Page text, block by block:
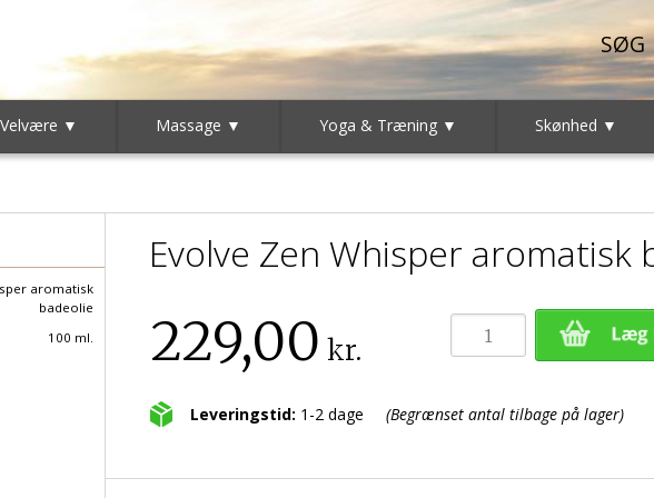
▼ Massage ▼ Yoga & Træning ▼ Skønhed ▼
aromatisk
badeolie
100 ml.
Evolve Zen Whisper aromatisk
229,00 kr.
Leveringstid: 1-2 dage (Begrænset antal tilbage på lager)